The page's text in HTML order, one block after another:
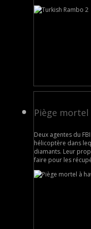
Piège mortel
Deux agentes du
hélicoptère dans
diamants. Leur
faire pour les